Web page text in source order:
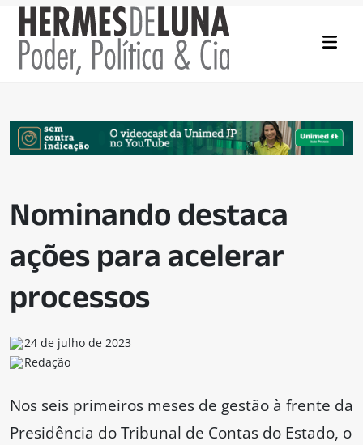
Nominando destaca
ações para acelerar
processos
24 de julho de 2023
Redação
Nos seis primeiros meses de gestão à frente da
Presidência do Tribunal de Contas do Estado, o